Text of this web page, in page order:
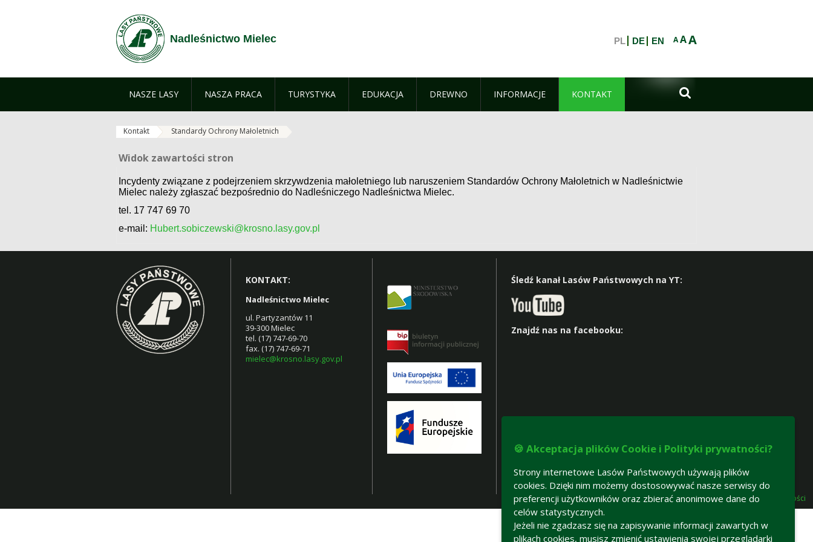
Nadleśnictwo Mielec AAA
PL DE EN
NASZE LASY NASZA PRACA TURYSTYKA EDUKACJA DREWNO INFORMACJE KONTAKT 
Kontakt Standardy Ochrony Małoletnich
Widok zawartości stron
Widok zawartości stron
Incydenty związane z podejrzeniem skrzywdzenia małoletniego lub naruszeniem Standardów Ochrony Małoletnich w Nadleśnictwie
Mielec należy zgłaszać bezpośrednio do Nadleśniczego Nadleśnictwa Mielec.
tel. 17 747 69 70
e-mail: Hubert.sobiczewski@krosno.lasy.gov.pl
KONTAKT:
Nadleśnictwo Mielec
ul. Partyzantów 11
39-300 Mielec
tel. (17) 747-69-70
fax. (17) 747-69-71
mielec@krosno.lasy.gov.pl
Śledź kanał Lasów Państwowych na YT:
Znajdź nas na facebooku:
Deklaracja dostępności
🍪 Akceptacja plików Cookie i Polityki prywatności?
Strony internetowe Lasów Państwowych używają plików
cookies. Dzięki nim możemy dostosowywać nasze serwisy do
preferencji użytkowników oraz zbierać anonimowe dane do
celów statystycznych.
Jeżeli nie zgadzasz się na zapisywanie informacji zawartych w
plikach cookies, musisz zmienić ustawienia swojej przeglądarki